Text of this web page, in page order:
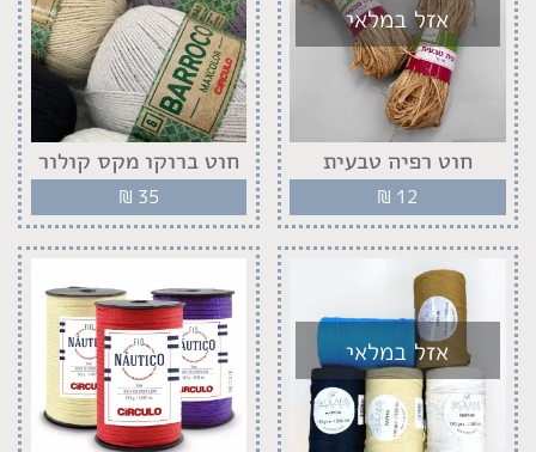
אזל במלאי
חוט רפיה טבעית
₪ 12
חוט ברוקו מקס קולור
₪ 35
אזל במלאי